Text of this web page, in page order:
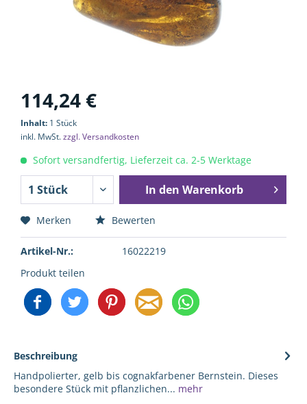
114,24 €
Inhalt: 1 Stück
inkl. MwSt.zzgl. Versandkosten
Sofort versandfertig, Lieferzeit ca. 2-5 Werktage
In den Warenkorb
Merken Bewerten
Artikel-Nr.:
16022219
Produkt teilen
Beschreibung
Handpolierter, gelb bis cognakfarbener Bernstein. Dieses
besondere Stück mit pflanzlichen... mehr